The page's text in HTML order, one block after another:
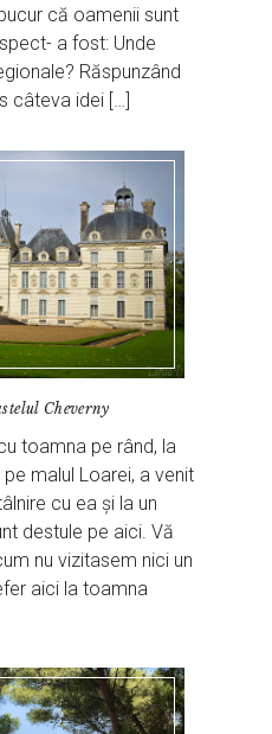
că oamenii sunt
a fost: Unde
Răspunzând
câteva idei […]
Cheverny
toamna pe rând, la
malul Loarei, a venit
cu ea și la un
destule pe aici. Vă
nu vizitasem nici un
aici la toamna